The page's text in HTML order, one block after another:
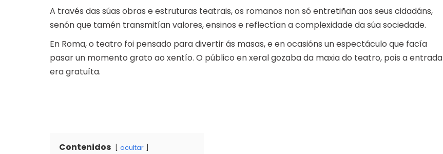
A través das súas obras e estruturas teatrais, os romanos non só entretiñan aos seus cidadáns,
senón que tamén transmitían valores, ensinos e reflectían a complexidade da súa sociedade.
En Roma, o teatro foi pensado para divertir ás masas, e en ocasións un espectáculo que facía
pasar un momento grato ao xentío. O público en xeral gozaba da maxia do teatro, pois a entrada
era gratuíta.
Contenidos ocultar